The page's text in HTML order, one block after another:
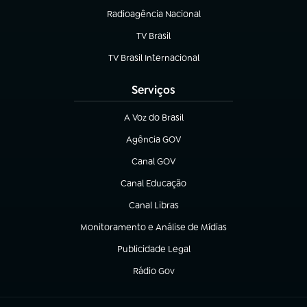
Radioagência Nacional
(abre em nova aba)
TV Brasil
(abre em nova aba)
TV Brasil Internacional
(abre em nova aba)
Serviços
A Voz do Brasil
(abre em nova aba)
Agência GOV
(abre em nova aba)
Canal GOV
(abre em nova aba)
Canal Educação
(abre em nova aba)
Canal Libras
(abre em nova aba)
Monitoramento e Análise de Mídias
(abre em nova aba)
Publicidade Legal
(abre em nova aba)
Rádio Gov
(abre em nova aba)